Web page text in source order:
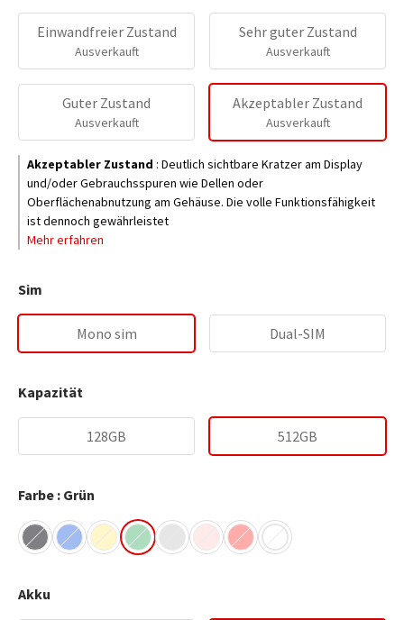
Einwandfreier Zustand
Ausverkauft
Sehr guter Zustand
Ausverkauft
Guter Zustand
Ausverkauft
Akzeptabler Zustand
Ausverkauft
Akzeptabler Zustand : Deutlich sichtbare Kratzer am Display
und/oder Gebrauchsspuren wie Dellen oder
Oberflächenabnutzung am Gehäuse. Die volle Funktionsfähigkeit
ist dennoch gewährleistet
Mehr erfahren
Sim
Mono sim Dual-SIM
Kapazität
128GB 512GB
Farbe : Grün
Akku